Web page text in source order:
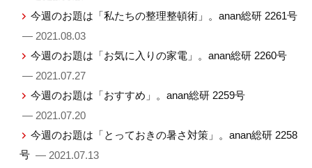
今週のお題は「私たちの整理整頓術」。anan総研 2261号
— 2021.08.03
今週のお題は「お気に入りの家電」。anan総研 2260号
— 2021.07.27
今週のお題は「おすすめ」。anan総研 2259号
— 2021.07.20
今週のお題は「とっておきの暑さ対策」。anan総研 2258
号 — 2021.07.13